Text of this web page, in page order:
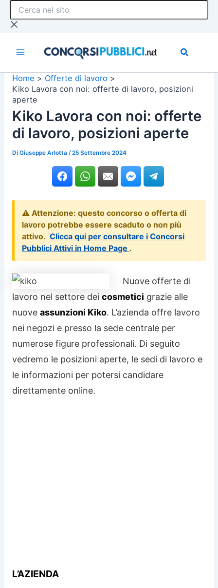
Cerca
sito
Home
Offerte di lavoro
Kiko Lavora con noi: offerte di lavoro, posizioni
aperte
Kiko Lavora con noi: offerte
di lavoro, posizioni aperte
DiGiuseppe Arlotta /25 Settembre 2024
⚠️ Attenzione: questo concorso o offerta di
lavoro potrebbe essere scaduto o non più
attivo. Clicca qui per consultare i Concorsi
Pubblici Attivi in Home Page .
Nuove offerte di
lavoro nel settore deicosmetici grazie alle
nuoveassunzioni Kiko. L’azienda offre lavoro
nei negozi e presso la sede centrale per
numerose figure professionali. Di seguito
vedremo le posizioni aperte, le sedi di lavoro e
le informazioni per potersi candidare
direttamente online.
L’AZIENDA